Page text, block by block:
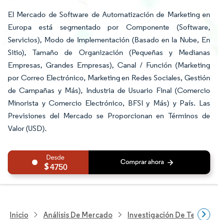
El Mercado de Software de Automatización de Marketing en
Europa está segmentado por Componente (Software,
Servicios), Modo de Implementación (Basado en la Nube, En
Sitio), Tamaño de Organización (Pequeñas y Medianas
Empresas, Grandes Empresas), Canal / Función (Marketing
por Correo Electrónico, Marketing en Redes Sociales, Gestión
de Campañas y Más), Industria de Usuario Final (Comercio
Minorista y Comercio Electrónico, BFSI y Más) y País. Las
Previsiones del Mercado se Proporcionan en Términos de
Valor (USD).
4750
Inicio Análisis De Mercado Investigación De